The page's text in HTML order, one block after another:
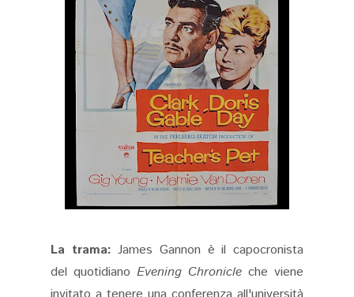
La trama: James Gannon è il capocronista
del quotidiano Evening Chronicle che viene